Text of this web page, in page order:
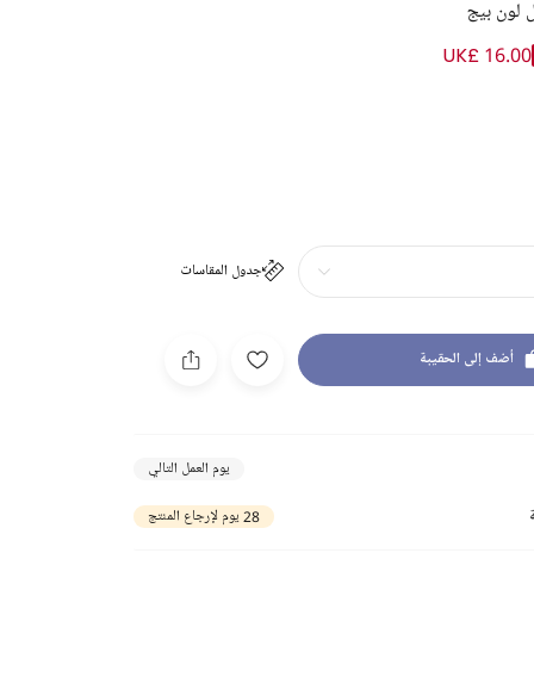
لون بيج
UK£ 16.00
جدول المقاسات
أضف إلى الحقيبة
يوم العمل التالي
28 يوم لإرجاع المنتج